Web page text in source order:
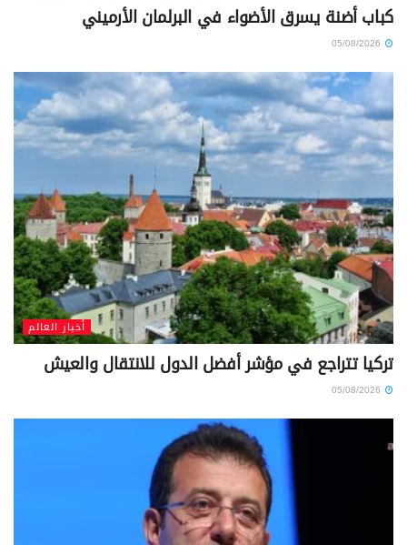
كباب أضنة يسرق الأضواء في البرلمان الأرميني
أخبار العالم
تركيا تتراجع في مؤشر أفضل الدول للانتقال والعيش